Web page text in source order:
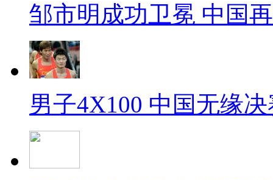
邹市明成功卫冕 中国
男子4X100 中国无缘